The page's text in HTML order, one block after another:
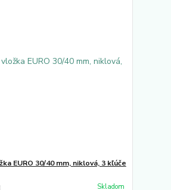
EURO 30/40 mm, niklová, 3 kľúče
Skladom